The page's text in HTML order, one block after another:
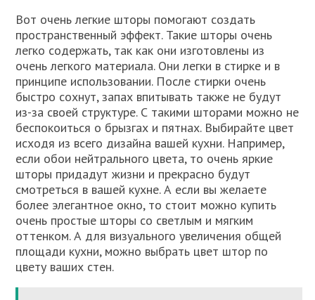
Вот очень легкие шторы помогают создать
пространственный эффект. Такие шторы очень
легко содержать, так как они изготовлены из
очень легкого материала. Они легки в стирке и в
принципе использовании. После стирки очень
быстро сохнут, запах впитывать также не будут
из-за своей структуре. С такими шторами можно не
беспокоиться о брызгах и пятнах. Выбирайте цвет
исходя из всего дизайна вашей кухни. Например,
если обои нейтрального цвета, то очень яркие
шторы придадут жизни и прекрасно будут
смотреться в вашей кухне. А если вы желаете
более элегантное окно, то стоит можно купить
очень простые шторы со светлым и мягким
оттенком. А для визуального увеличения общей
площади кухни, можно выбрать цвет штор по
цвету ваших стен.